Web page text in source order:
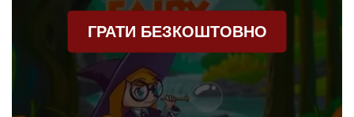
ГРАТИ БЕЗКОШТОВНО